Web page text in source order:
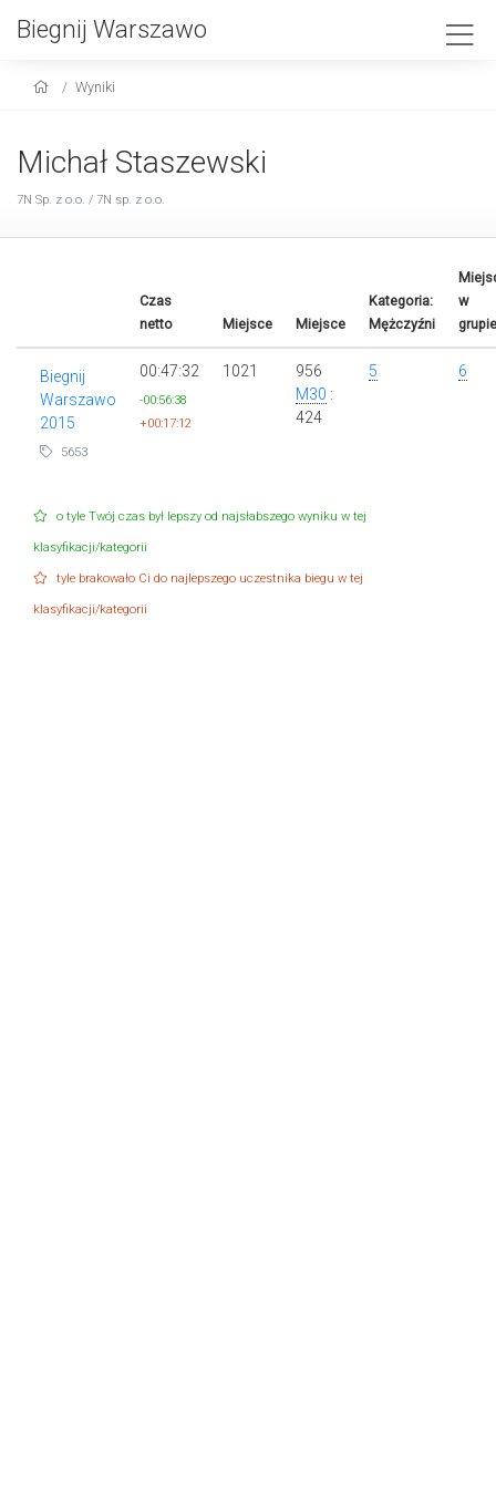
Biegnij Warszawo
Wyniki
Michał Staszewski
7N Sp. z o.o. / 7N sp. z o.o.
Czas
netto
Miejsce Miejsce
Kategoria:
Mężczyźni
w
grupie
Biegnij
Warszawo
2015
5653
00:47:32
-00:56:38
+00:17:12
1021
956
M30 :
424
5 6
o tyle Twój czas był lepszy od najsłabszego wyniku w tej
klasyfikacji/kategorii
tyle brakowało Ci do najlepszego uczestnika biegu w tej
klasyfikacji/kategorii